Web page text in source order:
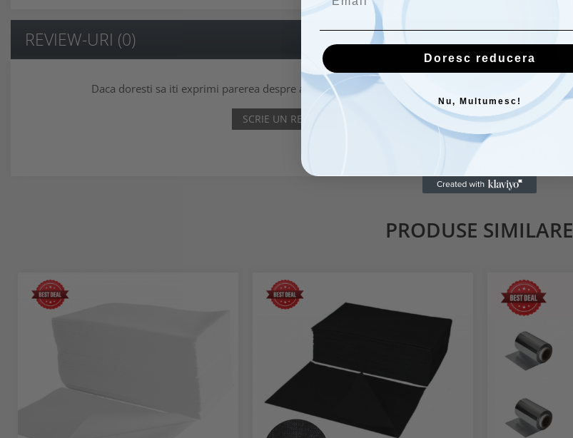
REVIEW-URI (0)
Daca doresti sa iti exprimi parerea despre acest produs poti adauga un review.
SCRIE UN REVIEW
PRODUSE SIMILARE
Doresc reducera
Nu, Multumesc!